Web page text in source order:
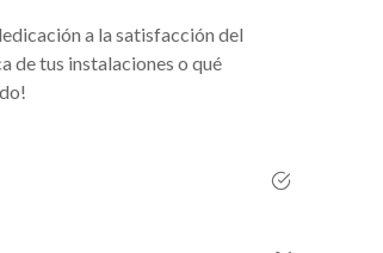
a la satisfacción del
de tus instalaciones o qué